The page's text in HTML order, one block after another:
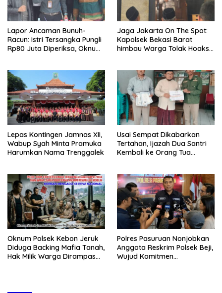
Lapor Ancaman Bunuh-
Racun: Istri Tersangka Pungli
Rp80 Juta Diperiksa, Oknum
Jaga Jakarta On The Spot:
Kapolsek Bekasi Barat
himbau Warga Tolak Hoaks
Lepas Kontingen Jamnas XII,
Wabup Syah Minta Pramuka
Harumkan Nama Trenggalek
Usai Sempat Dikabarkan
Tertahan, Ijazah Dua Santri
Kembali ke Orang Tua
Oknum Polsek Kebon Jeruk
Diduga Backing Mafia Tanah,
Hak Milik Warga Dirampas
Polres Pasuruan Nonjobkan
Anggota Reskrim Polsek Beji,
Wujud Komitmen